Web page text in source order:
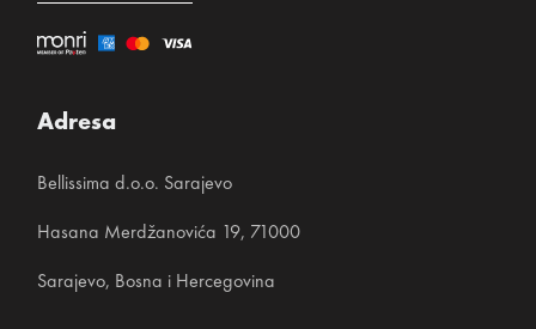
Adresa
Bellissima d.o.o. Sarajevo
Hasana Merdžanovića 19, 71000
Sarajevo, Bosna i Hercegovina